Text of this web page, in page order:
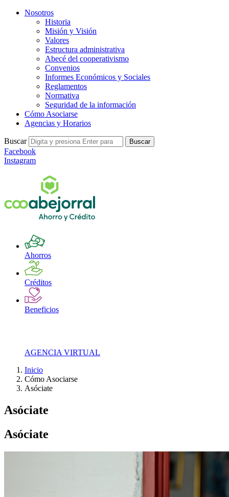
Nosotros
Historia
Misión y Visión
Valores
Estructura administrativa
Abecé del cooperativismo
Convenios
Informes Económicos y Sociales
Reglamentos
Normativa
Seguridad de la información
Cómo Asociarse
Agencias y Horarios
Buscar Buscar
Facebook
Instagram
Ahorros
Créditos
Beneficios
AGENCIA VIRTUAL
Inicio
Cómo Asociarse
Asóciate
Asóciate
Asóciate